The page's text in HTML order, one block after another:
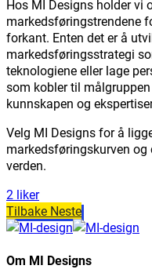
Hos MI Designs holder vi
markedsføringstrendene
forkant. Enten det er å
markedsføringsstrategi
teknologiene eller lage
som kobler til
kunnskapen og
Velg MI Designs for å
markedsføringskurven
verden.
2 liker
Tilbake Neste
Om MI Designs